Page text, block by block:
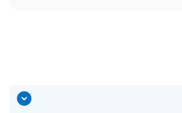
הצג
תוכן